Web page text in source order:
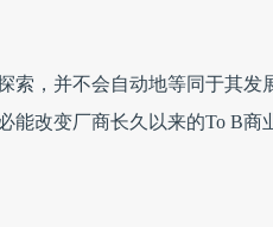
索，并不会自动地等同于其
能改变厂商长久以来的To B商